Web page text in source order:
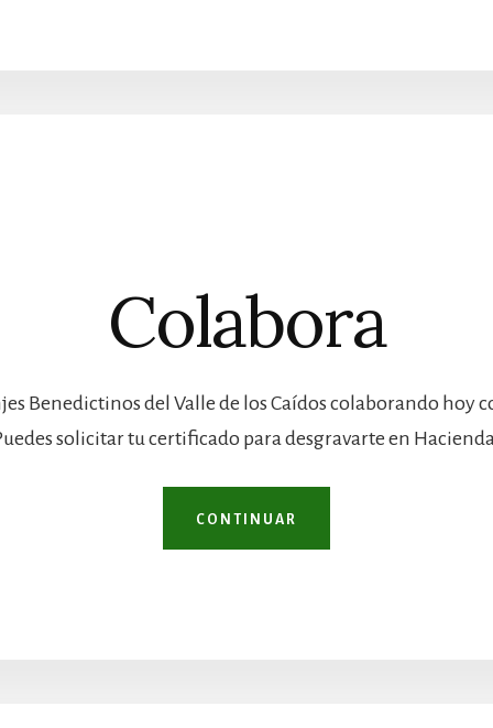
Colabora
Benedictinos del Valle de los Caídos colaborando hoy
solicitar tu certificado para desgravarte en
CONTINUAR